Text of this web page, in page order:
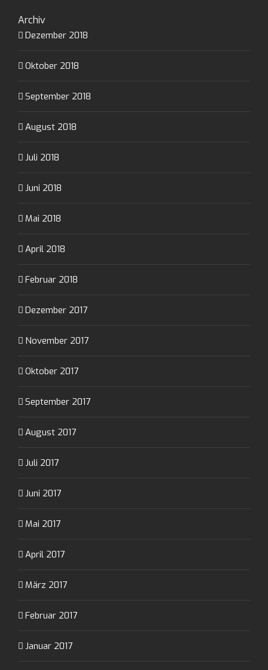
Archiv
Dezember 2018
Oktober 2018
September 2018
August 2018
Juli 2018
Juni 2018
Mai 2018
April 2018
Februar 2018
Dezember 2017
November 2017
Oktober 2017
September 2017
August 2017
Juli 2017
Juni 2017
Mai 2017
April 2017
März 2017
Februar 2017
Januar 2017